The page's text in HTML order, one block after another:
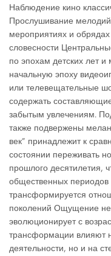
Наблюдение кино
Прослушивание
мероприятиях и
словесности
по эпохам детских лет и
начальную эпоху
или телевещательные
содержать
забытым увлечениям.
также подвержены
век” принадлежит к
состоянии переживать
прошлого десятилетия,
общественных
трансформируется
поколений Ощущение
эволюционирует с
трансформации влияют
деятельности, но и на